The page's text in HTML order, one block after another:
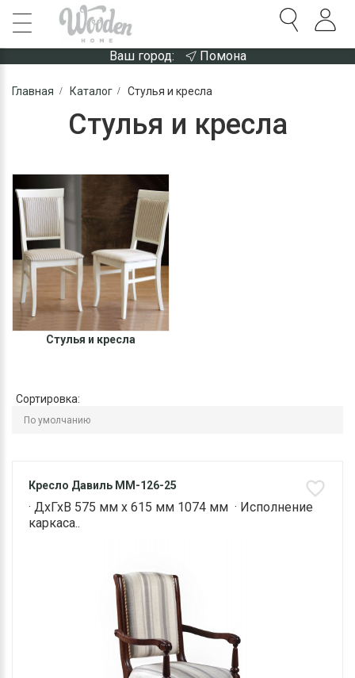
Ваш город: Помона
Главная Каталог Стулья и кресла
Стулья и кресла
Стулья и кресла
Сортировка:
Кресло Давиль ММ-126-25
· ДхГхВ 575 мм х 615 мм 1074 мм · Исполнение
каркаса..